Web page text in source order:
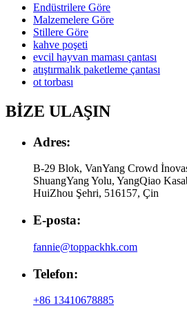
Endüstrilere Göre
Malzemelere Göre
Stillere Göre
kahve poşeti
evcil hayvan maması çantası
atıştırmalık paketleme çantası
ot torbası
BİZE ULAŞIN
Adres:
B-29 Blok, VanYang Crowd
ShuangYang Yolu, YangQiao
HuiZhou Şehri, 516157, Çin
E-posta:
fannie@toppackhk.com
Telefon:
+86 13410678885